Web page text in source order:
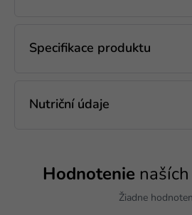
Specifikace produktu
Nutriční údaje
Hodnotenie
Žiadne